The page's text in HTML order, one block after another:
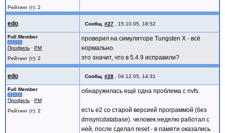
Рейтинг (т): 2
edo Сообщ. #27 15.10.05, 18:52
Full Member
Профиль · PM
Рейтинг (т): 2
проверил на симуляторе Tungsten X - всё
нормально.
это значит, что в 5.4.9 исправили?
edo Сообщ. #28 04.12.05, 14:31
Full Member
Профиль · PM
Рейтинг (т): 2
обнаружилась ещё одна проблема с nvfs.
есть e2 со старой версией программой (без
dmsyncdatabase). человек неделю работал с
ней, после сделал reset - в памяти оказались